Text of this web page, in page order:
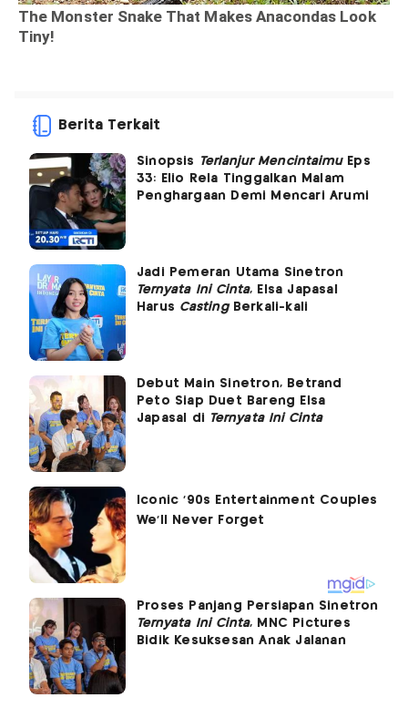
Berita Terkait
Sinopsis Terlanjur MencintaimuEps
33: Elio Rela Tinggalkan Malam
Penghargaan Demi Mencari Arumi
Jadi Pemeran Utama Sinetron
Ternyata Ini Cinta, Elsa Japasal
Harus CastingBerkali-kali
Debut Main Sinetron, Betrand
Peto Siap Duet Bareng Elsa
Japasal di Ternyata Ini Cinta
Proses Panjang Persiapan Sinetron
Ternyata Ini Cinta, MNC Pictures
Bidik Kesuksesan Anak Jalanan